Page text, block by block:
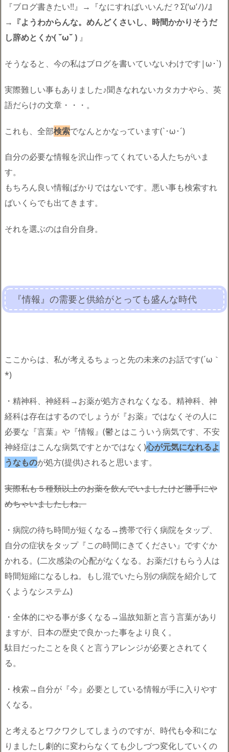
『ブログ書きたい!!』→『なにすればいいんだ？Σ(‘ω’ﾉ)ﾉ』
→『ようわからんな。めんどくさいし、時間かかりそうだ
し辞めとくか( ˘ω˘ ) 』
そうなると、今の私はブログを書いていないわけです|ω･`)
実際難しい事もありました♪聞きなれないカタカナやら、英
語だらけの文章・・・。
これも、全部検索でなんとかなっています(`･ω･´)ゞ
自分の必要な情報を沢山作ってくれている人たちがいま
す。
もちろん良い情報ばかりではないです。悪い事も検索すれ
ばいくらでも出てきます。
それを選ぶのは自分自身。
『情報』の需要と供給がとっても盛んな時代
ここからは、私が考えるちょっと先の未来のお話です(´ω｀
*)
・精神科、神経科→お薬が処方されなくなる。精神科、神
経科は存在はするのでしょうが『お薬』ではなくその人に
必要な『言葉』や『情報』(鬱とはこういう病気です、不安
神経症はこんな病気ですとかではなく)心が元気になれるよ
うなものが処方(提供)されると思います。
実際私も５種類以上のお薬を飲んでいましたけど勝手にや
めちゃいましたしね。
・病院の待ち時間が短くなる→携帯で行く病院をタップ、
自分の症状をタップ『この時間にきてください』ですぐか
かれる。(二次感染の心配がなくなる。お薬だけもらう人は
時間短縮になるしね。もし混でいたら別の病院を紹介して
くようなシステム)
・全体的にやる事が多くなる→温故知新と言う言葉があり
ますが、日本の歴史で良かった事をより良く。
駄目だったことを良くと言うアレンジが必要とされてく
る。
・検索→自分が『今』必要としている情報が手に入りやす
くなる。
と考えるとワクワクしてしまうのですが、時代も令和にな
りましたし劇的に変わらなくても少しづつ変化していくの